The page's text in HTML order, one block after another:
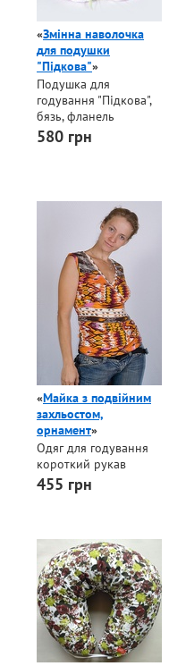
«Змінна наволочка
для подушки
"Підкова"»
Подушка для
годування "Підкова",
бязь, фланель
580 грн
«Майка з подвійним
захльостом,
орнамент»
Одяг для годування
короткий рукав
455 грн